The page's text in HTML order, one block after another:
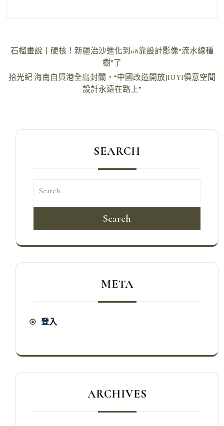
文
導
石榴畫說丨硬核！新疆治沙進化到08靠設計影像“流水線種
樹”了
拾光紀·海南自貿港全島封關，“中國改造開放JIUYI俱意空間
設計永遠在路上”
SEARCH
Search
META
登入
ARCHIVES